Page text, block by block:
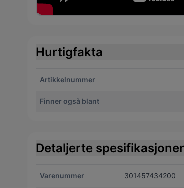
Hurtigfakta
Artikkelnummer
Finner også blant
Detaljerte spesifikasjoner
Varenummer 301457434200